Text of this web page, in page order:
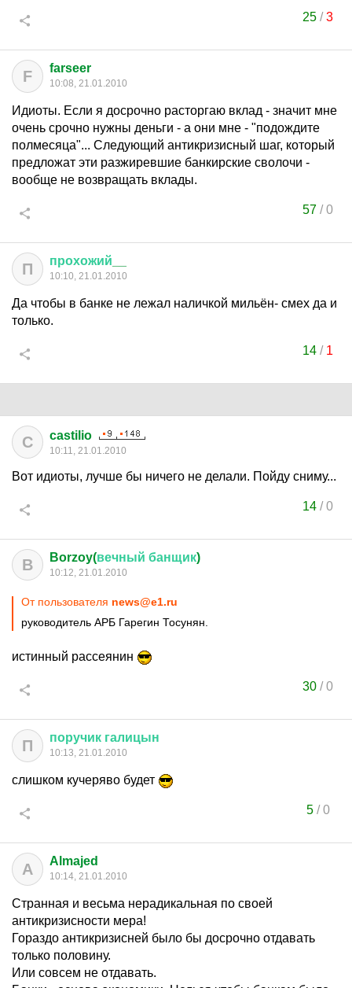
25 /3
F farseer
10:08, 21.01.2010
Идиоты. Если я досрочно расторгаю вклад - значит мне
очень срочно нужны деньги - а они мне - "подождите
полмесяца"... Следующий антикризисный шаг, который
предложат эти разжиревшие банкирские сволочи -
вообще не возвращать вклады.
57 /0
П прохожий
10:10, 21.01.2010
Да чтобы в банке не лежал наличкой мильён- смех да и
только.
14 / 1
C castilio
10:11, 21.01.2010
Вот идиоты, лучше бы ничего не делали. Пойду сниму...
14 /0
B Borzoy(вечный банщик)
10:12, 21.01.2010
От пользователя news@e1.ru
руководитель АРБ Гарегин Тосунян.
истинный рассеянин
30 /0
П поручик галицын
10:13, 21.01.2010
слишком кучеряво будет
5/0
A Almajed
10:14, 21.01.2010
Странная и весьма нерадикальная по своей
антикризисности мера!
Гораздо антикризисней было бы досрочно отдавать
только половину.
Или совсем не отдавать.